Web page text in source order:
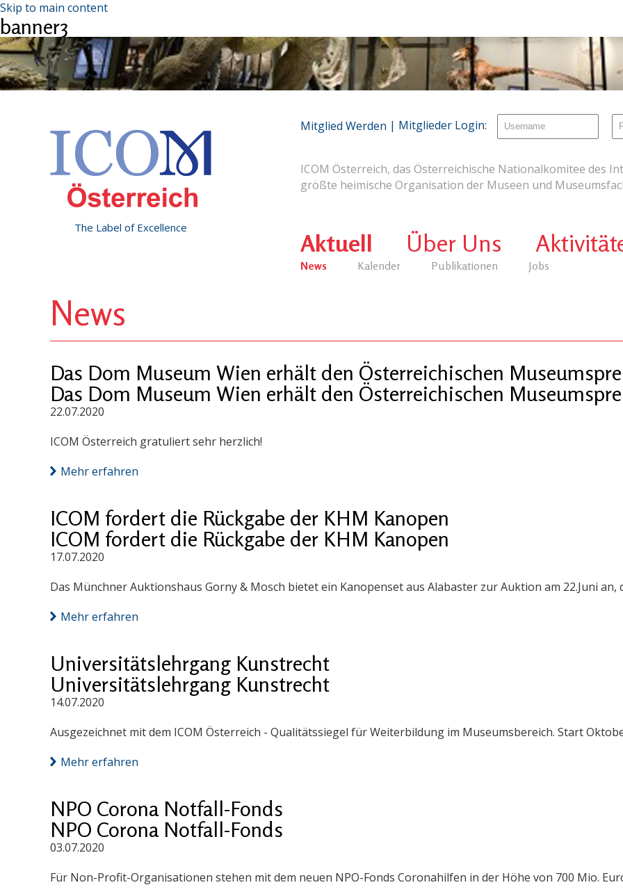
Skip to main content
banner3
The Label of Excellence
ICOM Österreich, das Österreichische Nationalkomitee des
größte heimische Organisation der Museen und
Aktuell
News Kalender Publikationen Jobs
Über Uns
Mitglied Werden | Mitglieder Login:
News
Das Dom Museum Wien erhält den Österreichischen
Das Dom Museum Wien erhält den Österreichischen
22.07.2020
ICOM Österreich gratuliert sehr herzlich!
Mehr erfahren
ICOM fordert die Rückgabe der KHM Kanopen
ICOM fordert die Rückgabe der KHM Kanopen
17.07.2020
Das Münchner Auktionshaus Gorny & Mosch bietet ein Kanopenset aus Alabaster zur Auktion am 22.Juni an,
Mehr erfahren
Universitätslehrgang Kunstrecht
Universitätslehrgang Kunstrecht
14.07.2020
Ausgezeichnet mit dem ICOM Österreich - Qualitätssiegel für Weiterbildung im Museumsbereich. Start
Mehr erfahren
NPO Corona Notfall-Fonds
NPO Corona Notfall-Fonds
03.07.2020
Für Non-Profit-Organisationen stehen mit dem neuen NPO-Fonds Coronahilfen in der Höhe von 700 Mio.